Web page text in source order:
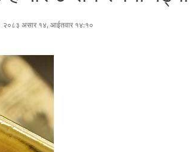
२०८३ असार १४, आईतवार १४:१०